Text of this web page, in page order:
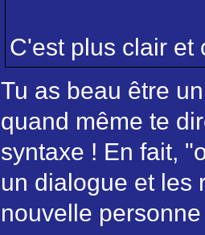
C'est plus clair et
Tu as beau être
quand même te
syntaxe ! En fait,
un dialogue et les
nouvelle